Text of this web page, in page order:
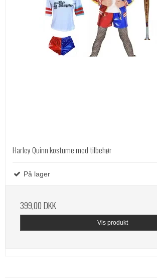
Harley Quinn kostume med tilbehør
På lager
399,00 DKK
Vis produkt